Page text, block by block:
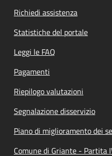
Richiedi assistenza
Statistiche del portale
Leggi le FAQ
Pagamenti
Riepilogo valutazioni
Segnalazione disservizio
Piano di miglioramento dei
Comune di Griante - Partita